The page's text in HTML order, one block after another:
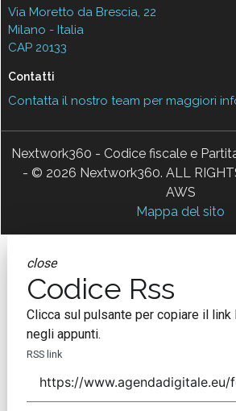
Via Moretto da Brescia, 22
Milano - Italia
CAP 20133
Contatti
Contatta il nostro team per maggiori
Nextwork360 - Codice fiscale e
- © 2026 Nextwork360. ALL
AWS
Mappa del sito
close
Codice Rss
Clicca sul pulsante per copiare il link
negli appunti.
RSS link